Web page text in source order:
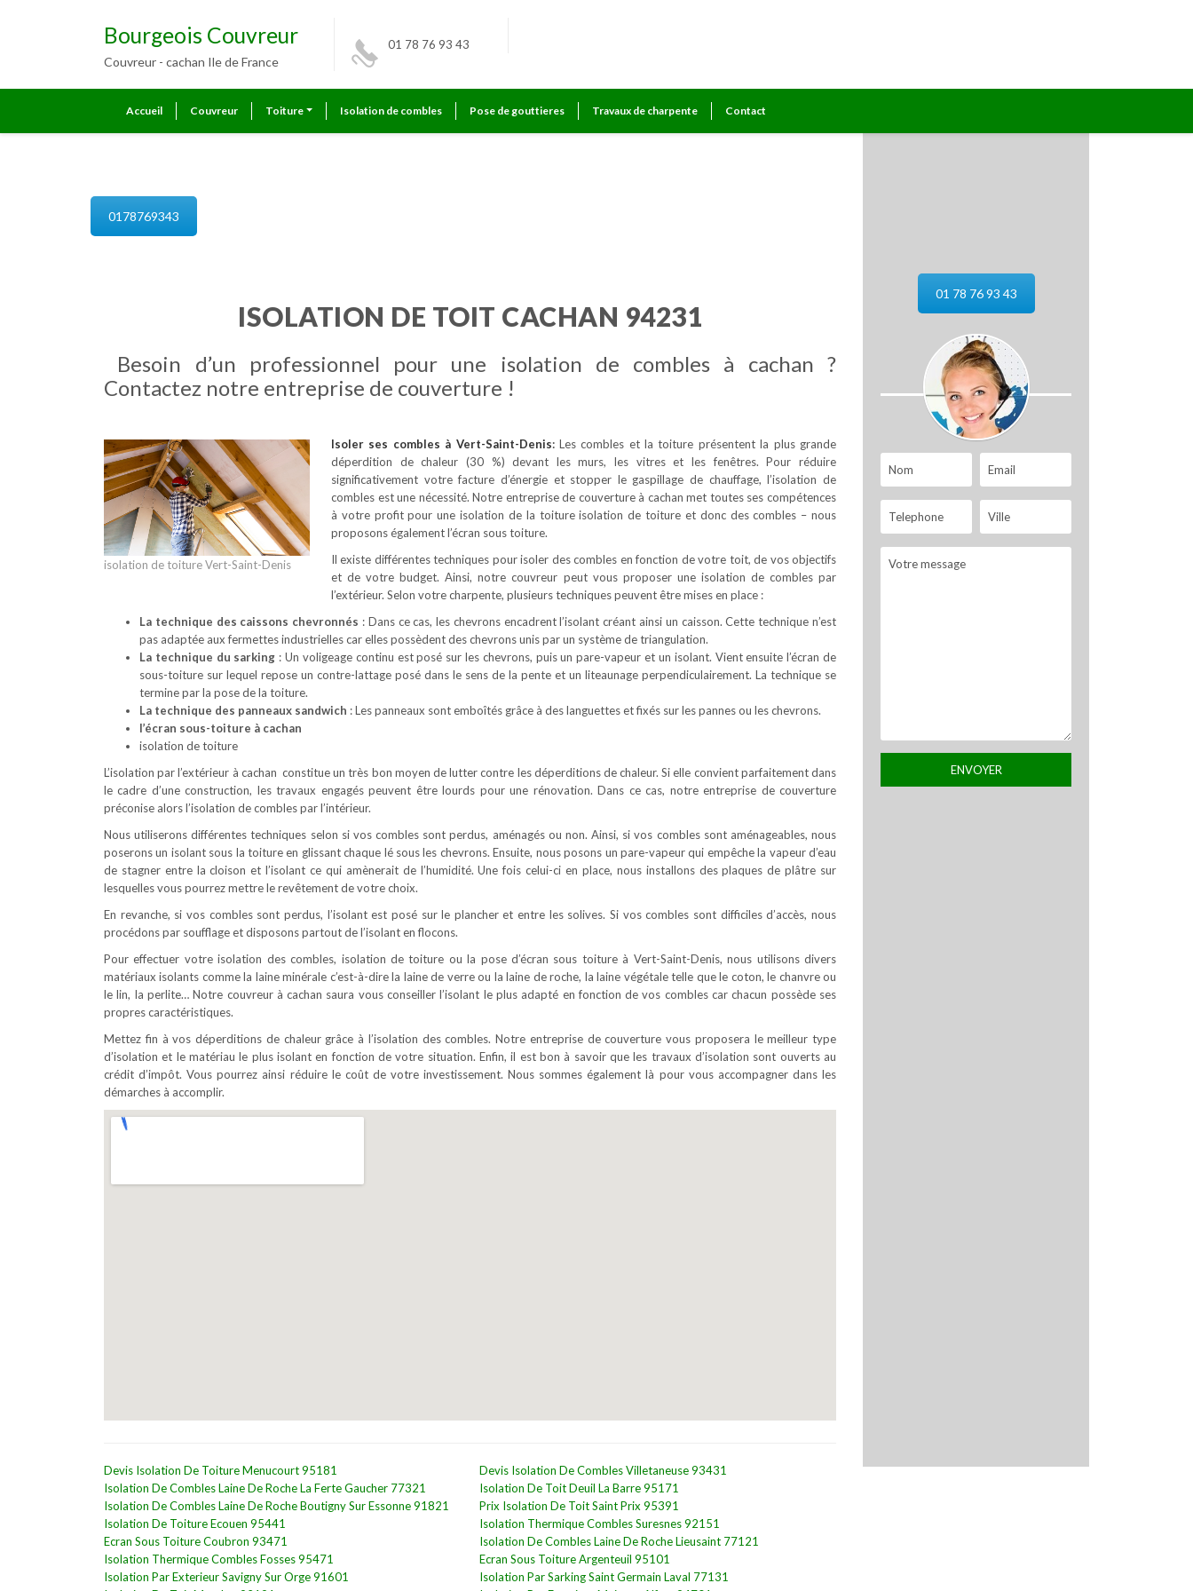
Bourgeois Couvreur
Couvreur - cachan Ile de France
01 78 76 93 43
Accueil Couvreur Toiture Isolation de combles Pose de gouttieres Travaux de charpente Contact
0178769343
ISOLATION DE TOIT CACHAN 94231
Besoin d’un professionnel pour une isolation de combles à cachan ?
Contactez notre entreprise de couverture !
isolation de toiture Vert-Saint-Denis
Isoler ses combles à Vert-Saint-Denis:Les combles et la toiture présentent la plus grande
déperdition de chaleur (30 %) devant les murs, les vitres et les fenêtres. Pour réduire
significativement votre facture d’énergie et stopper le gaspillage de chauffage, l’isolation de
combles est une nécessité. Notre entreprise de couverture à cachan met toutes ses compétences
à votre profit pour une isolation de la toiture isolation de toiture et donc des combles – nous
proposons également l’écran sous toiture.
Il existe différentes techniques pour isoler des combles en fonction de votre toit, de vos objectifs
et de votre budget. Ainsi, notre couvreur peut vous proposer une isolation de combles par
l’extérieur. Selon votre charpente, plusieurs techniques peuvent être mises en place :
La technique des caissons chevronnés : Dans ce cas, les chevrons encadrent l’isolant créant ainsi un caisson. Cette technique n’est
pas adaptée aux fermettes industrielles car elles possèdent des chevrons unis par un système de triangulation.
La technique du sarking : Un voligeage continu est posé sur les chevrons, puis un pare-vapeur et un isolant. Vient ensuite l’écran de
sous-toiture sur lequel repose un contre-lattage posé dans le sens de la pente et un liteaunage perpendiculairement. La technique se
termine par la pose de la toiture.
La technique des panneaux sandwich : Les panneaux sont emboîtés grâce à des languettes et fixés sur les pannes ou les chevrons.
l’écran sous-toiture à cachan
isolation de toiture
L’isolation par l’extérieur à cachan constitue un très bon moyen de lutter contre les déperditions de chaleur. Si elle convient parfaitement dans
le cadre d’une construction, les travaux engagés peuvent être lourds pour une rénovation. Dans ce cas, notre entreprise de couverture
préconise alors l’isolation de combles par l’intérieur.
Nous utiliserons différentes techniques selon si vos combles sont perdus, aménagés ou non. Ainsi, si vos combles sont aménageables, nous
poserons un isolant sous la toiture en glissant chaque lé sous les chevrons. Ensuite, nous posons un pare-vapeur qui empêche la vapeur d’eau
de stagner entre la cloison et l’isolant ce qui amènerait de l’humidité. Une fois celui-ci en place, nous installons des plaques de plâtre sur
lesquelles vous pourrez mettre le revêtement de votre choix.
En revanche, si vos combles sont perdus, l’isolant est posé sur le plancher et entre les solives. Si vos combles sont difficiles d’accès, nous
procédons par soufflage et disposons partout de l’isolant en flocons.
Pour effectuer votre isolation des combles, isolation de toiture ou la pose d’écran sous toiture à Vert-Saint-Denis, nous utilisons divers
matériaux isolants comme la laine minérale c’est-à-dire la laine de verre ou la laine de roche, la laine végétale telle que le coton, le chanvre ou
le lin, la perlite… Notre couvreur à cachan saura vous conseiller l’isolant le plus adapté en fonction de vos combles car chacun possède ses
propres caractéristiques.
Mettez fin à vos déperditions de chaleur grâce à l’isolation des combles. Notre entreprise de couverture vous proposera le meilleur type
d’isolation et le matériau le plus isolant en fonction de votre situation. Enfin, il est bon à savoir que les travaux d’isolation sont ouverts au
crédit d’impôt. Vous pourrez ainsi réduire le coût de votre investissement. Nous sommes également là pour vous accompagner dans les
démarches à accomplir.
Devis Isolation De Toiture Menucourt 95181
Isolation De Combles Laine De Roche La Ferte Gaucher 77321
Isolation De Combles Laine De Roche Boutigny Sur Essonne 91821
Isolation De Toiture Ecouen 95441
Ecran Sous Toiture Coubron 93471
Isolation Thermique Combles Fosses 95471
Isolation Par Exterieur Savigny Sur Orge 91601
Devis Isolation De Combles Villetaneuse 93431
Isolation De Toit Deuil La Barre 95171
Prix Isolation De Toit Saint Prix 95391
Isolation Thermique Combles Suresnes 92151
Isolation De Combles Laine De Roche Lieusaint 77121
Ecran Sous Toiture Argenteuil 95101
Isolation Par Sarking Saint Germain Laval 77131
01 78 76 93 43